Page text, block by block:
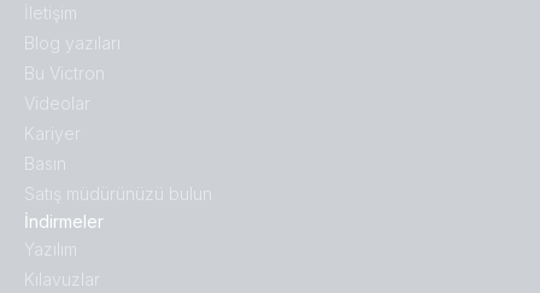
İndirmeler
Yazılım
Kılavuzlar
İletişim
Blog yazıları
Bu Victron
Videolar
Kariyer
Basın
Satış müdürünüzü bulun